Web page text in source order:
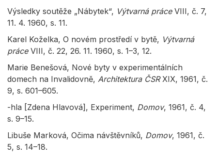
Výsledky soutěže „Nábytek“, Výtvarná práceVIII, č. 7,
11. 4. 1960, s. 11.
Karel Koželka, O novém prostředí v bytě, Výtvarná
práceVIII, č. 22, 26. 11. 1960, s. 1–3, 12.
Marie Benešová, Nové byty v experimentálních
domech na Invalidovně, Architektura ČSRXIX, 1961, č.
9, s. 601–605.
-hla [Zdena Hlavová], Experiment, Domov, 1961, č. 4,
s. 9–15.
Libuše Marková, Očima návštěvníků, Domov, 1961, č.
5, s. 14–18.